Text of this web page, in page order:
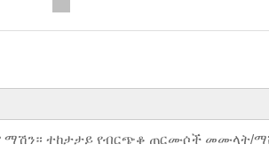
ተከታታይ የብርጭቆ ጠርሙሶች መሙላት/